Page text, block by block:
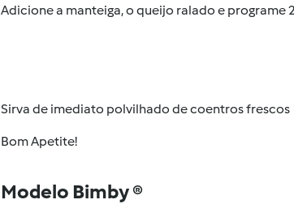
Adicione a manteiga, o queijo ralado e programe
Sirva de imediato polvilhado de coentros frescos
Bom Apetite!
Modelo Bimby ®